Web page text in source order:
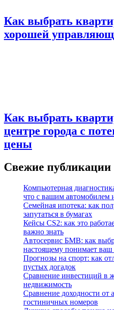
Как выбрать
хорошей
Как выбрать
центре города с
цены
Свежие публикации
Компьютерная
что с вашим автомобилем
Семейная ипотека: как
запутаться в бумагах
Кейсы CS2: как это
важно знать
Автосервис БМВ: как
настоящему понимает ваш
Прогнозы на спорт: как
пустых догадок
Сравнение инвестиций в
недвижимость
Сравнение доходности от
гостиничных номеров